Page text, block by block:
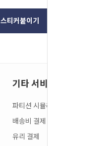
스티커붙이기
기타 서비스
파티션 시뮬레이션
배송비 결제
유리 결제